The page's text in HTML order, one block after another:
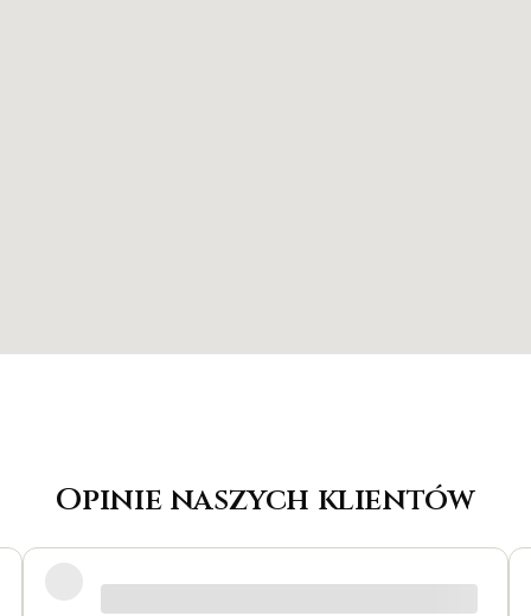
Opinie naszych klientów
na wszystkie pytania, biżuteria jest piękna! Ceny